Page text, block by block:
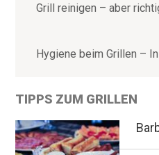
Grill reinigen – aber
Hygiene beim Grillen –
TIPPS ZUM GRILLEN